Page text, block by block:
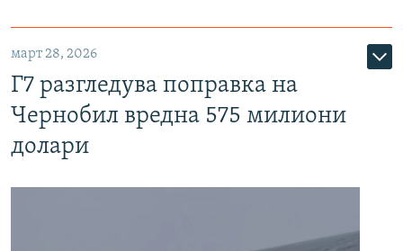
март 28, 2026
Г7 разгледува поправка на
Чернобил вредна 575 милиони
долари